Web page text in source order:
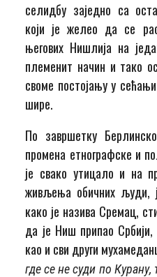
селидбу заједно са
који је желео да се
његових Нишлија на
племенит начин и тако
своме постојању у
шире.
По завршетку
промена етнографске и
је свако утицало и на
живљења обичних људи,
како је назива Сремац,
да је Ниш припао
као и сви други
где се не суди по